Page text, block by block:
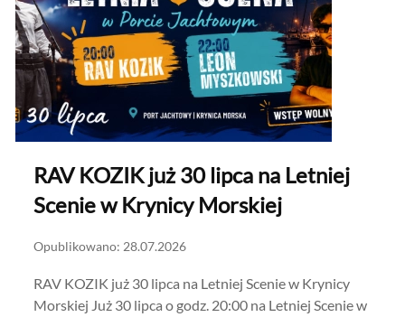
RAV KOZIK już 30 lipca na Letniej
Scenie w Krynicy Morskiej
Opublikowano: 28.07.2026
RAV KOZIK już 30 lipca na Letniej Scenie w Krynicy
Morskiej Już 30 lipca o godz. 20:00 na Letniej Scenie w